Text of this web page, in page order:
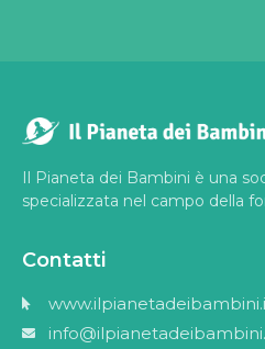
Il Pianeta dei Bambini è una
specializzata nel campo della
Contatti